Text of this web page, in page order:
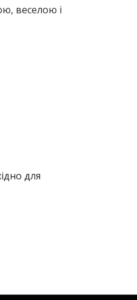
веселою і
для